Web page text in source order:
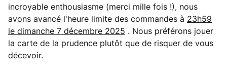
incroyable enthousiasme (merci mille fois !), nous
avons avancé l'heure limite des commandes à 23h59
le dimanche 7 décembre 2025 . Nous préférons jouer
la carte de la prudence plutôt que de risquer de vous
décevoir.